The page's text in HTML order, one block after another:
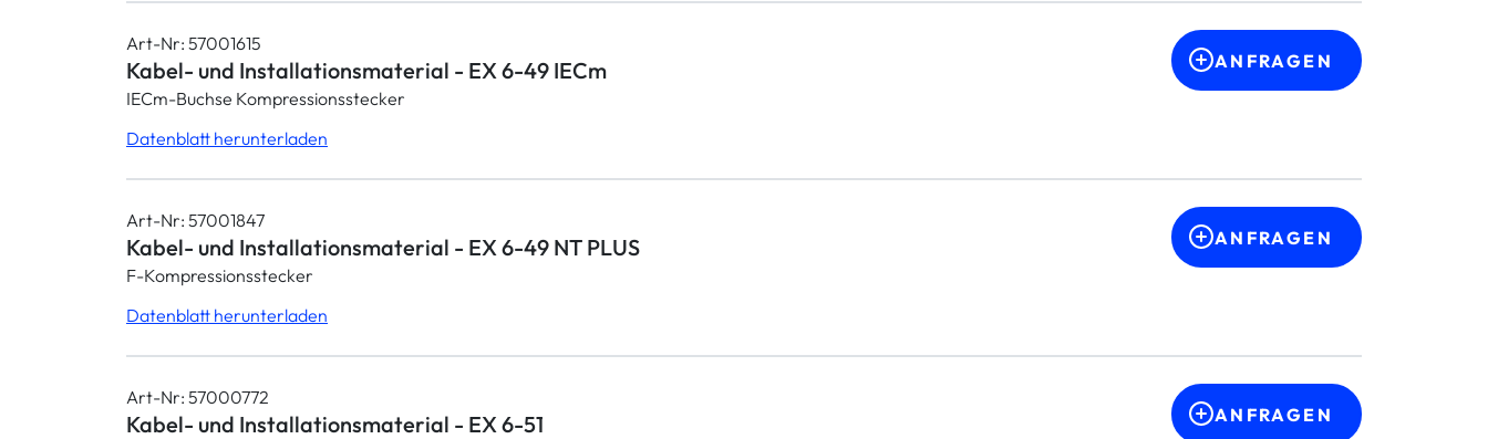
Art-Nr: 57001615
Kabel- und Installationsmaterial - EX 6-49 IECm
IECm-Buchse Kompressionsstecker
Datenblatt herunterladen
ANFRAGEN
Art-Nr: 57001847
Kabel- und Installationsmaterial - EX 6-49 NT PLUS
F-Kompressionsstecker
Datenblatt herunterladen
ANFRAGEN
Art-Nr: 57000772
Kabel- und Installationsmaterial - EX 6-51 ANFRAGEN